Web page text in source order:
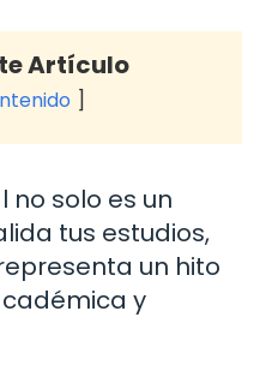
Artículo
no solo es un
tus estudios,
un hito
y